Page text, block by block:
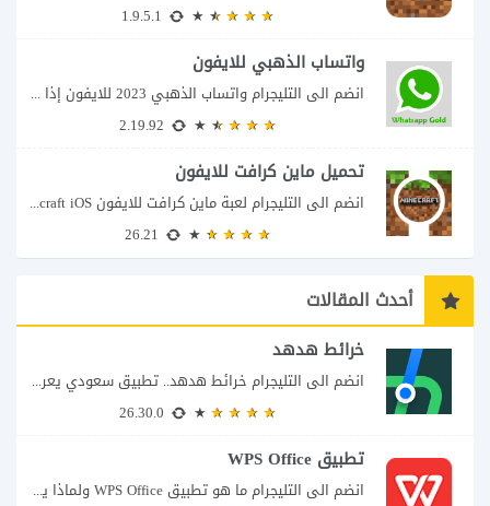
واتساب الذهبي للايفون
انضم الى التليجرام واتساب الذهبي 2023 للايفون إذا كنت تبحث عن واتساب الذهبي للايفون...
تحميل ماين كرافت للايفون
انضم الى التليجرام لعبة ماين كرافت للايفون Minecraft iOS تُعد لعبة Minecraft واحدة من...
أحدث المقالات
خرائط هدهد
انضم الى التليجرام خرائط هدهد.. تطبيق سعودي يعرف تفاصيل الطريق قبل أن تبدأ رحلتك...
تطبيق WPS Office
انضم الى التليجرام ما هو تطبيق WPS Office ولماذا يمكن أن يغنيك عن عدة...